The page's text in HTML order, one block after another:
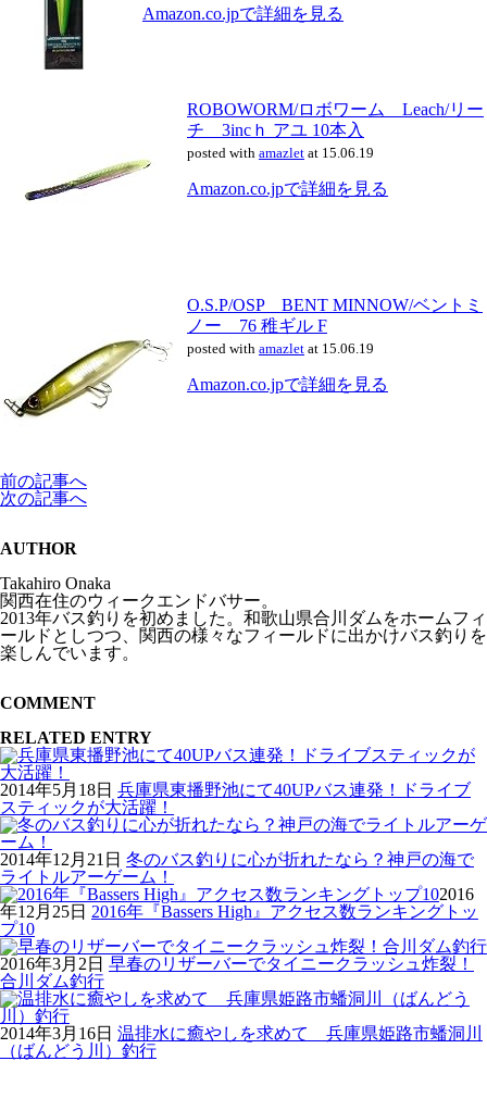
Amazon.co.jpで詳細を見る
ROBOWORM/ロボワーム Leach/リー
チ 3incｈ アユ 10本入
posted with amazlet at 15.06.19
Amazon.co.jpで詳細を見る
O.S.P/OSP BENT MINNOW/ベントミ
ノー 76 稚ギル F
posted with amazlet at 15.06.19
Amazon.co.jpで詳細を見る
前の記事へ
次の記事へ
AUTHOR
Takahiro Onaka
関西在住のウィークエンドバサー。
2013年バス釣りを初めました。和歌山県合川ダムをホームフィ
ールドとしつつ、関西の様々なフィールドに出かけバス釣りを
楽しんでいます。
COMMENT
RELATED ENTRY
2014年5月18日 兵庫県東播野池にて40UPバス連発！ドライブ
スティックが大活躍！
2014年12月21日 冬のバス釣りに心が折れたなら？神戸の海で
ライトルアーゲーム！
2016
年12月25日 2016年『Bassers High』アクセス数ランキングトッ
プ10
2016年3月2日 早春のリザーバーでタイニークラッシュ炸裂！
合川ダム釣行
2014年3月16日 温排水に癒やしを求めて 兵庫県姫路市蟠洞川
（ばんどう川）釣行